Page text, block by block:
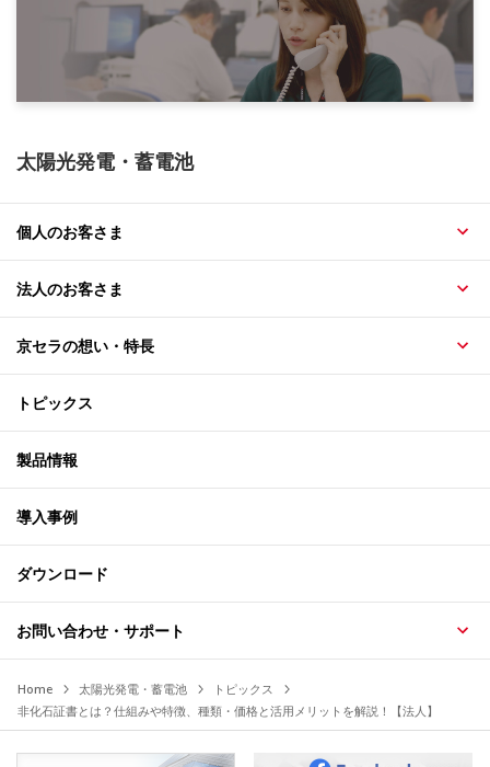
太陽光発電・蓄電池
個人のお客さま
法人のお客さま
京セラの想い・特長
トピックス
製品情報
導入事例
ダウンロード
お問い合わせ・サポート
Home 太陽光発電・蓄電池
トピックス
非化石証書とは？仕組みや特徴、種類・価格と活用メリットを解説！【法人】